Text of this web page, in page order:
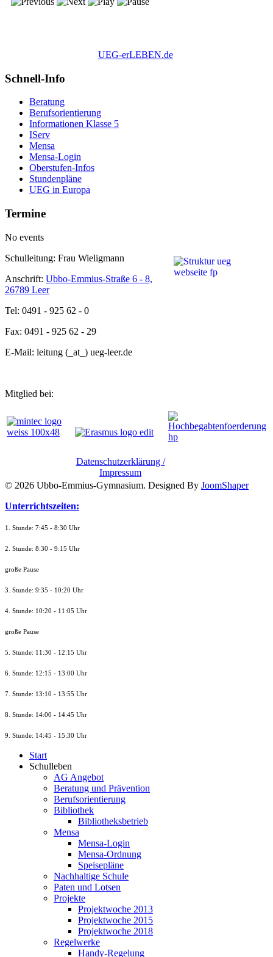
UEG-erLEBEN.de
Schnell-Info
Beratung
Berufsorientierung
Informationen Klasse 5
IServ
Mensa
Mensa-Login
Oberstufen-Infos
Stundenpläne
UEG in Europa
Termine
No events
Schulleitung: Frau Wieligmann
Anschrift: Ubbo-Emmius-Straße 6 - 8,
26789 Leer
Tel: 0491 - 925 62 - 0
Fax: 0491 - 925 62 - 29
E-Mail: leitung (_at_) ueg-leer.de
Mitglied bei:
Datenschutzerklärung /
Impressum
© 2026 Ubbo-Emmius-Gymnasium. Designed By JoomShaper
Unterrichtszeiten:
1. Stunde: 7:45 - 8:30 Uhr
2. Stunde: 8:30 - 9:15 Uhr
große Pause
3. Stunde: 9:35 - 10:20 Uhr
4. Stunde: 10:20 - 11:05 Uhr
große Pause
5. Stunde: 11:30 - 12:15 Uhr
6. Stunde: 12:15 - 13:00 Uhr
7. Stunde: 13:10 - 13:55 Uhr
8. Stunde: 14:00 - 14:45 Uhr
9. Stunde: 14:45 - 15:30 Uhr
Start
Schulleben
AG Angebot
Beratung und Prävention
Berufsorientierung
Bibliothek
Bibliotheksbetrieb
Mensa
Mensa-Login
Mensa-Ordnung
Speisepläne
Nachhaltige Schule
Paten und Lotsen
Projekte
Projektwoche 2013
Projektwoche 2015
Projektwoche 2018
Regelwerke
Handy-Regelung